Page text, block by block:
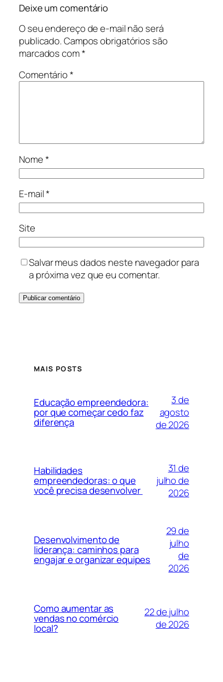
Deixe um comentário
O seu endereço de e-mail não será
publicado.Campos obrigatórios são
marcados com*
Comentário*
Nome*
E-mail*
Site
Salvar meus dados neste navegador para
a próxima vez que eu comentar.
MAIS POSTS
Educação empreendedora:
por que começar cedo faz
diferença
3 de
agosto
de 2026
Habilidades
empreendedoras: o que
você precisa desenvolver
31 de
julho de
2026
Desenvolvimento de
liderança: caminhos para
engajar e organizar equipes
29 de
julho
de
2026
Como aumentar as
vendas no comércio
local?
22 de julho
de 2026